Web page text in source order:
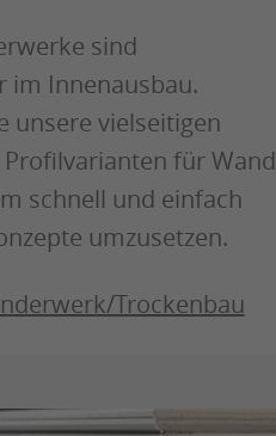
sind
im Innenausbau.
unsere vielseitigen
für Wand
schnell und einfach
umzusetzen.
Trockenbau